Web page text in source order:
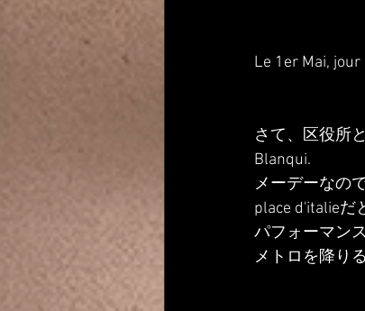
Le 1er Mai,
さて、区役所
Blanqui.
メーデーなの
place d'italieだ
パフォーマン
メトロを降り